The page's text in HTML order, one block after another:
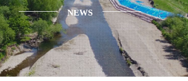
NEWS